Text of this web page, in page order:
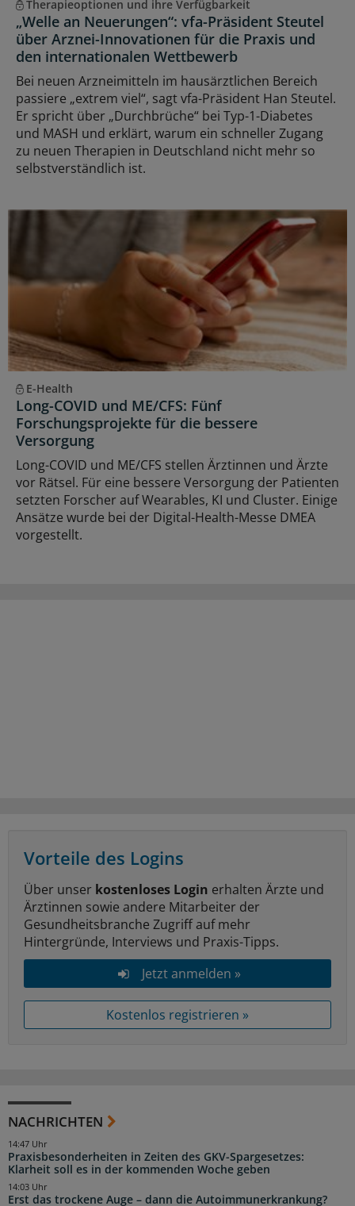
Therapieoptionen und ihre Verfügbarkeit
„Welle an Neuerungen“: vfa-Präsident Steutel
über Arznei-Innovationen für die Praxis und
den internationalen Wettbewerb
Bei neuen Arzneimitteln im hausärztlichen Bereich
passiere „extrem viel“, sagt vfa-Präsident Han Steutel.
Er spricht über „Durchbrüche“ bei Typ-1-Diabetes
und MASH und erklärt, warum ein schneller Zugang
zu neuen Therapien in Deutschland nicht mehr so
selbstverständlich ist.
E-Health
Long-COVID und ME/CFS: Fünf
Forschungsprojekte für die bessere
Versorgung
Long-COVID und ME/CFS stellen Ärztinnen und Ärzte
vor Rätsel. Für eine bessere Versorgung der Patienten
setzten Forscher auf Wearables, KI und Cluster. Einige
Ansätze wurde bei der Digital-Health-Messe DMEA
vorgestellt.
Vorteile des Logins
Über unser kostenloses Login erhalten Ärzte und
Ärztinnen sowie andere Mitarbeiter der
Gesundheitsbranche Zugriff auf mehr
Hintergründe, Interviews und Praxis-Tipps.
Jetzt anmelden »
Kostenlos registrieren »
NACHRICHTEN
Praxisbesonderheiten in Zeiten des GKV-Spargesetzes:
Klarheit soll es in der kommenden Woche geben
14:47 Uhr
Erst das trockene Auge – dann die Autoimmunerkrankung?
14:03 Uhr